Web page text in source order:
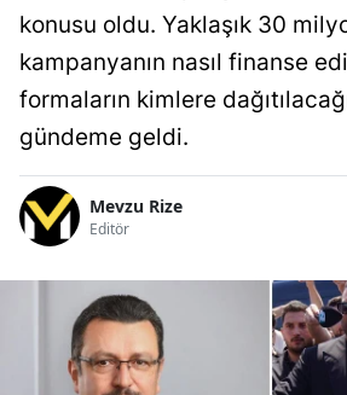
konusu oldu. Yaklaşık 30
kampanyanın nasıl finanse
formaların kimlere
gündeme geldi.
Mevzu Rize
Editör